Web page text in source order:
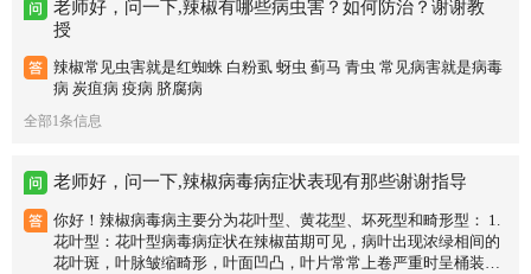
老师好，问一下,辣椒有哪些病虫害？如何防治？谢谢教
授
辣椒常见虫害就是红蜘蛛 白粉虱 蚜虫 蓟马 青虫 常见病害就是病毒
病 炭疽病 疫病 脐腐病
全部1条信息
老师好，问一下,辣椒病毒病症状表现有那些谢谢指导
你好！辣椒病毒病主要分为花叶型、黄花型、坏死型和畸形型： 1.
花叶型：花叶型病毒病症状在辣椒苗期可见，病叶出现浓绿相间的
花叶斑，叶脉皱缩畸形，叶面凹凸，叶片常常上卷严重时呈桶装。